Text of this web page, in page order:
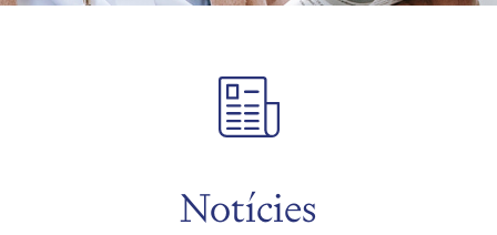
Notícies